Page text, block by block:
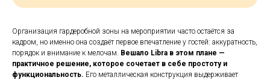
Организация гардеробной зоны на мероприятии часто остаётся за
кадром, но именно она создаёт первое впечатление у гостей: аккуратность,
порядок и внимание к мелочам. Вешало Libra в этом плане —
практичное решение, которое сочетает в себе простоту и
функциональность. Его металлическая конструкция выдерживает